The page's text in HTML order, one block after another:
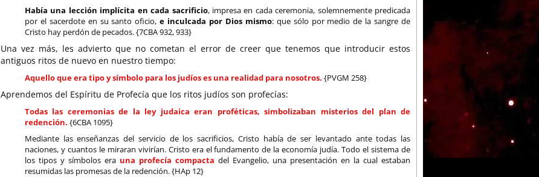
Había una lección implícita en cada sacrificio, impresa en cada ceremonia, solemnemente predicada
por el sacerdote en su santo oficio,e inculcada por Dios mismo: que sólo por medio de la sangre de
Cristo hay perdón de pecados. {7CBA 932, 933}
Una vez más, les advierto que no cometan el error de creer que tenemos que introducir estos
antiguos ritos de nuevo en nuestro tiempo:
Aquello que era tipo y símbolo para los judíos es una realidad para nosotros. {PVGM 258}
Aprendemos del Espíritu de Profecía que los ritos judíos son profecías:
Todas las ceremonias de la ley judaica eran proféticas, simbolizaban misterios del plan de
redención. {6CBA 1095}
Mediante las enseñanzas del servicio de los sacrificios, Cristo había de ser levantado ante todas las
naciones, y cuantos le miraran vivirían. Cristo era el fundamento de la economía judía. Todo el sistema de
los tipos y símbolos era una profecía compacta del Evangelio, una presentación en la cual estaban
resumidas las promesas de la redención. {HAp 12}